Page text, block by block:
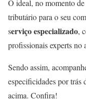
O ideal, no momento
tributário para o seu
serviço especializado,
profissionais experts no
Sendo assim,
especificidades por trás
acima. Confira!